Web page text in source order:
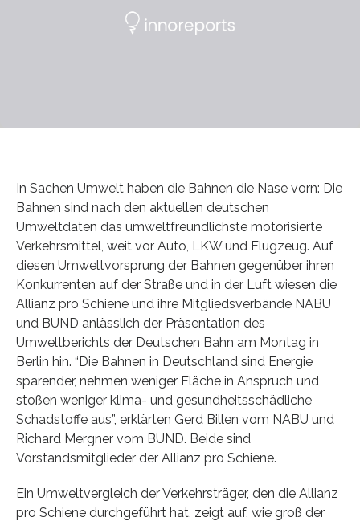
In Sachen Umwelt haben die Bahnen die Nase vorn: Die
Bahnen sind nach den aktuellen deutschen
Umweltdaten das umweltfreundlichste motorisierte
Verkehrsmittel, weit vor Auto, LKW und Flugzeug. Auf
diesen Umweltvorsprung der Bahnen gegenüber ihren
Konkurrenten auf der Straße und in der Luft wiesen die
Allianz pro Schiene und ihre Mitgliedsverbände NABU
und BUND anlässlich der Präsentation des
Umweltberichts der Deutschen Bahn am Montag in
Berlin hin. “Die Bahnen in Deutschland sind Energie
sparender, nehmen weniger Fläche in Anspruch und
stoßen weniger klima- und gesundheitsschädliche
Schadstoffe aus”, erklärten Gerd Billen vom NABU und
Richard Mergner vom BUND. Beide sind
Vorstandsmitglieder der Allianz pro Schiene.
Ein Umweltvergleich der Verkehrsträger, den die Allianz
pro Schiene durchgeführt hat, zeigt auf, wie groß der